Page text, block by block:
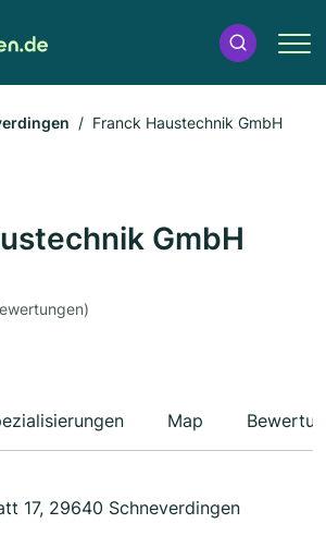
Franck Haustechnik GmbH
GmbH
Map
17, 29640 Schneverdingen